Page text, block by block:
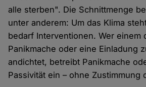
alle sterben". Die Schnittmenge
unter anderem: Um das Klima
bedarf Interventionen. Wer einem
Panikmache oder eine Einladung
andichtet, betreibt Panikmache
Passivität ein – ohne Zustimmung